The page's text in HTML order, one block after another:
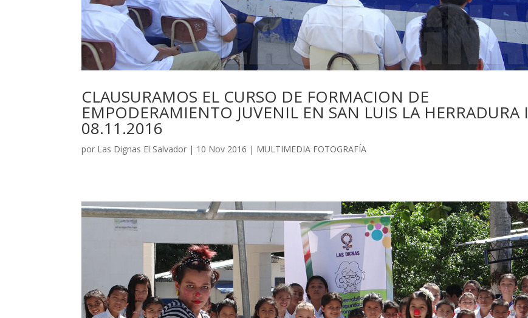
CLAUSURAMOS EL CURSO DE FORMACION DE
EMPODERAMIENTO JUVENIL EN SAN LUIS LA HERRADURA I
08.11.2016
por Las Dignas El Salvador | 10 Nov 2016 | MULTIMEDIA FOTOGRAFÍA